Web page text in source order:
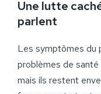
Une lutte
parlent
Les symptômes du
problèmes de santé
mais ils restent